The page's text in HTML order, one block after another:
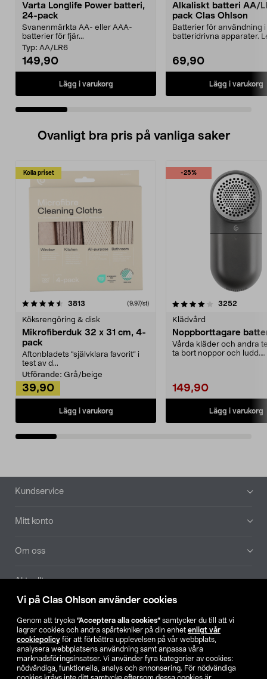
Vi på Clas Ohlson använder cookies
Genom att trycka ”Acceptera alla cookies” samtycker du till att vi
lagrar cookies och andra spårtekniker på din enhet enligt vår
cookiepolicy för att förbättra upplevelsen på vår webbplats,
analysera webbplatsens användning samt anpassa våra
marknadsföringsinsatser. Vi använder fyra kategorier av cookies:
nödvändiga, funktionella, analys och annonsering. För nödvändiga
Varta Longlife Power batteri,
24-pack
Svanenmärkta AA- eller AAA-
batterier för fjär...
Typ: AA/LR6
149,90
Lägg i varukorg
Alkaliskt batteri AA/
pack Clas Ohlson
Batterier för användning
batteridrivna apparater.
69,90
Lägg i varukorg
Ovanligt bra pris på vanliga saker
Kolla priset
3813 (9,97/st)
Köksrengöring & disk
Mikrofiberduk 32 x 31 cm, 4-
pack
Aftonbladets "självklara favorit” i
test av d...
Utförande: Grå/beige
39,90
Lägg i varukorg
-25%
4.0av 5 stjärnor 3252
Klädvård
Noppborttagare
Vårda kläder och andra
ta bort noppor och ludd.
149,90
Lägg i varukorg
4.5av 5 stjärnor
Sidfot
Kundservice
Mitt konto
Om oss
Aktuellt
Hitta butik
SE NO FI